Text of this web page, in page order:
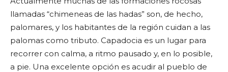
llamadas “chimeneas de las hadas” son, de hecho,
palomares, y los habitantes de la región cuidan a las
palomas como tributo. Capadocia es un lugar para
recorrer con calma, a ritmo pausado y, en lo posible,
a pie. Una excelente opción es acudir al pueblo de